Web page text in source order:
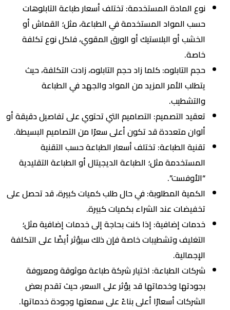
نوع المادة المستخدمة: تختلف أسعار طباعة التابلوهات
حسب المواد المستخدمة في الطباعة، مثل؛ القماش أو
الخشب أو البلاستيك أو الورق المقوي، فلكل نوع تكلفة
خاصة.
حجم التابلوه: كلما زاد حجم التابلوه، زادت التكلفة، حيث
يتطلب الأمر المزيد من المواد والجهد في الطباعة
والتشطيب.
تعقيد التصميم: التصاميم التي تحتوي على تفاصيل دقيقة أو
ألوان متعددة قد تكون أعلى سعرًا من التصاميم البسيطة.
تقنية الطباعة: تختلف أسعار الطباعة حسب التقنية
المستخدمة مثل؛ الطباعة الديجيتال أو الطباعة التقليدية
“الأوفست”.
الكمية المطلوبة: في حال طلب كميات كبيرة، قد تحصل على
تخفيضات عند الشراء بكميات كبيرة.
خدمات إضافية: إذا كنت بحاجة إلى خدمات إضافية مثل؛
التغليف وتشطيبات خاصة فإن ذلك سيؤثر أيضًا على التكلفة
الإجمالية.
شركات الطباعة: اختيار شركة طباعة موثوقة ومعروفة
بجودتها وخدماتها قد يؤثر على السعر، حيث تقدم بعض
الشركات أسعارًا أعلى بناءً على سمعتها وجودة خدماتها.